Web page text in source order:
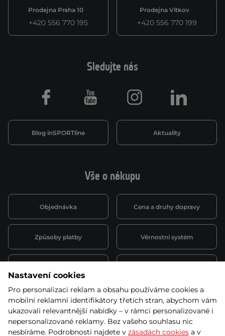
Prodejna Praha 10
+420 556 770 195
Prodejna Vítkov
+420 556 770 199
Vše o nákupu
Objednávka Cena a druhy dopravy
Způsoby platby Věrnostní systém
Půjčovna
obchodní podmínky
Kariéra
Sledujte nás
Blog inSPORTline Aktuality
Facebook Youtube Instagram LinkedIn
Nastavení cookies
Pro personalizaci reklam a obsahu používáme cookies a
mobilní reklamní identifikátory třetích stran, abychom vám
ukazovali relevantnější nabídky – v rámci personalizované i
nepersonalizované reklamy. Bez vašeho souhlasu nic
nesbíráme. Podrobnosti najdete v zásadách cookies a v